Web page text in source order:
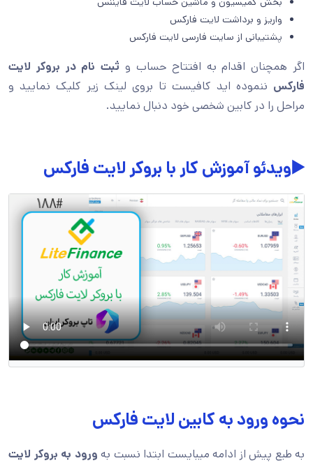
واریز و برداشت لایت فارکس
پشتیبانی از سایت فارسی لایت فارکس
اگر همچنان اقدام به افتتاح حساب و ثبت نام در بروکر لایت
فارکس ننموده اید کافیست تا بروی لینک زیر کلیک نمایید و
مراحل را در کابین شخصی خود دنبال نمایید.
▶️ویدئو آموزش کار با بروکر لایت فارکس
نحوه ورود به کابین لایت فارکس
به طبع پیش از ادامه میبایست ابتدا نسبت به ورود به بروکر لایت